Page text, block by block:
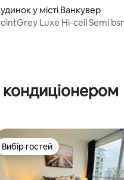
у місті Ванкувер
Luxe Hi-ceil Semi
Вибір гостей
Вибір гостей